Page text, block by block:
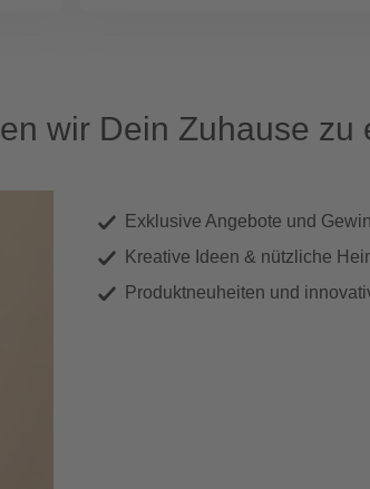
wir Dein Zuhause zu
Exklusive Angebote und
Kreative Ideen & nützliche
Produktneuheiten und